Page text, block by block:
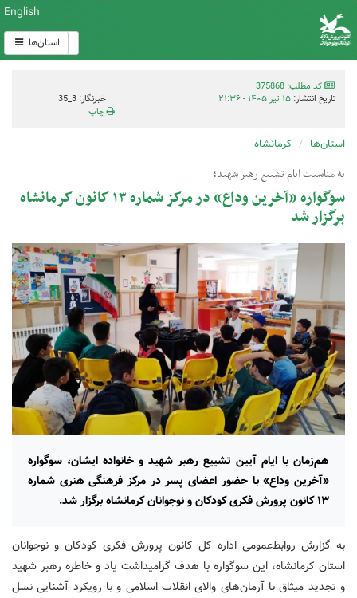
English
استان‌ها
کد مطلب: 375868
تاریخ انتشار: ۱۵ تیر ۱۴۰۵ - ۲۱:۳۶
خبرنگار: 3_35
چاپ
استان‌ها کرمانشاه
به مناسبت ایام تشییع رهبر شهید؛
سوگواره «آخرین وداع» در مرکز شماره ۱۳ کانون کرمانشاه
برگزار شد
هم‌زمان با ایام آیین تشییع رهبر شهید و خانواده ایشان، سوگواره
«آخرین وداع» با حضور اعضای پسر در مرکز فرهنگی هنری شماره
۱۳ کانون پرورش فکری کودکان و نوجوانان کرمانشاه برگزار شد.
به گزارش روابط‌عمومی اداره کل کانون پرورش فکری کودکان و نوجوانان
استان کرمانشاه، این سوگواره با هدف گرامیداشت یاد و خاطره رهبر شهید
و تجدید میثاق با آرمان‌های والای انقلاب اسلامی و با رویکرد آشنایی نسل